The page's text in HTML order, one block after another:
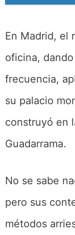
En Madrid, el
oficina,
frecuencia,
su palacio
construyó en
Guadarrama.
No se sabe
pero sus
métodos